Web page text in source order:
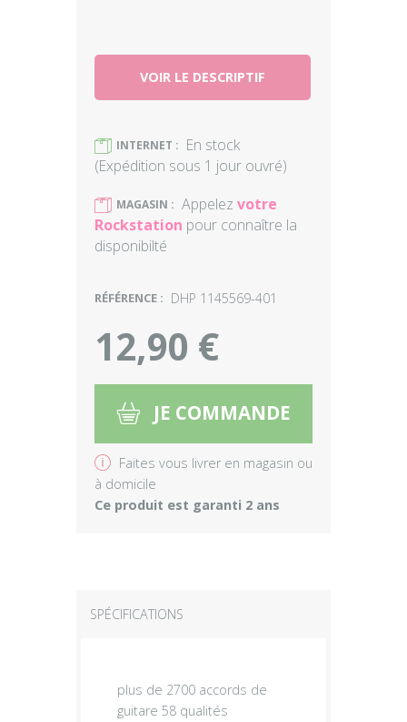
VOIR LE DESCRIPTIF
) INTERNET : En stock
(Expédition sous 1 jour ouvré)
) MAGASIN : Appelez votre
Rockstation pour connaître la
disponibilté
RÉFÉRENCE : DHP 1145569-401
12,90 €
5 JE COMMANDE
v Faites vous livrer en magasin ou
à domicile
Ce produit est garanti 2 ans
SPÉCIFICATIONS
plus de 2700 accords de
guitare 58 qualités